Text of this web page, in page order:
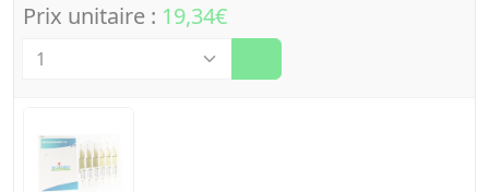
Prix unitaire : 19,34€